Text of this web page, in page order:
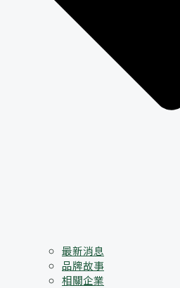
最新消息
品牌故事
相關企業